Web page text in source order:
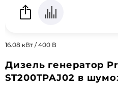
16.08 кВт / 400 В
Дизель генератор
ST200TPAJ02 в